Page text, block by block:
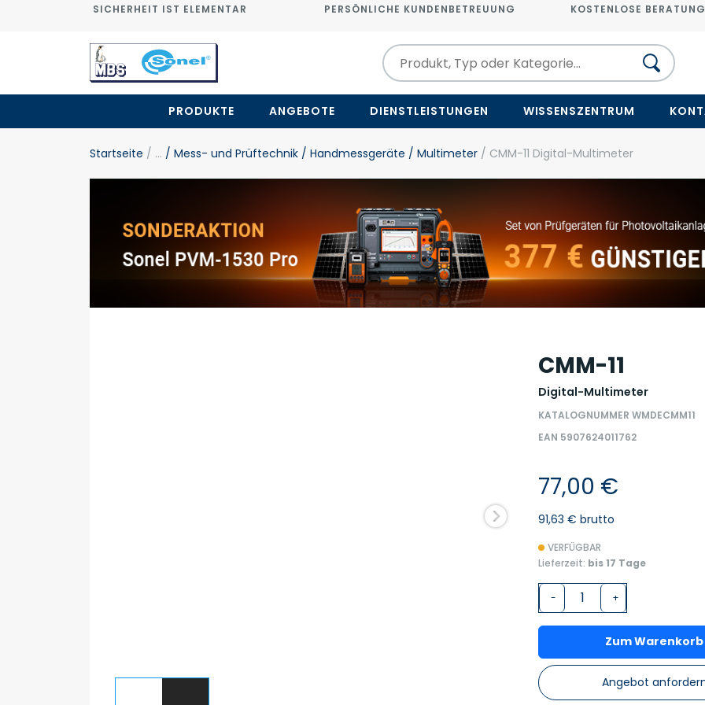
SICHERHEIT IST ELEMENTAR PERSÖNLICHE KUNDENBETREUUNG KOSTENLOSE BERATUNG
PRODUKTE ANGEBOTE DIENSTLEISTUNGEN WISSENSZENTRUM
Startseite / ... / Mess- und Prüftechnik / Handmessgeräte / Multimeter / CMM-11 Digital-Multimeter
CMM-11
Digital-Multimeter
KATALOGNUMMER WMDECMM11
EAN 5907624011762
77,00 €
91,63 € brutto
VERFÜGBAR
Lieferzeit: bis 17 Tage
- +
Zum Warenkorb
Angebot